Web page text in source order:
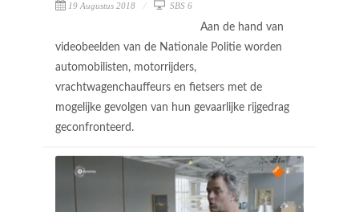
19 Augustus 2018 SBS 6
Aan de hand van
videobeelden van de Nationale Politie worden
automobilisten, motorrijders,
vrachtwagenchauffeurs en fietsers met de
mogelijke gevolgen van hun gevaarlijke rijgedrag
geconfronteerd.